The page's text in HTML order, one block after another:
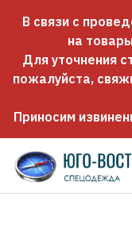
В связи с
на
Для уточнения
пожалуйста,
Приносим